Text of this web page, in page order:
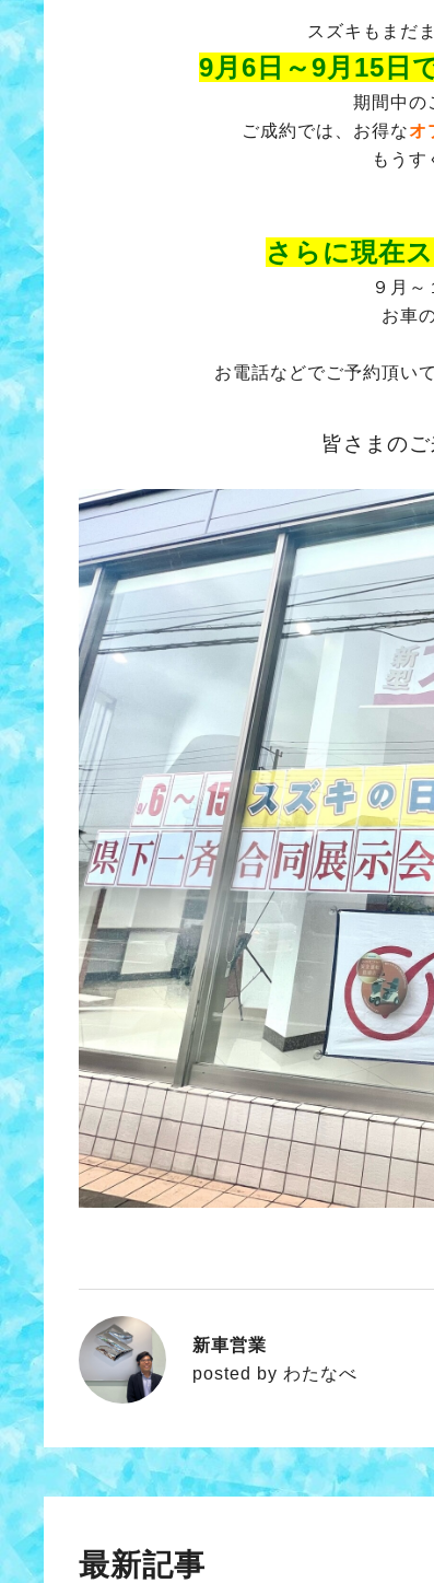
スズキもまだ
9月6日～9月15日
期間中の
ご成約では、お得なオ
もうす
さらに現在ス
９月
お車
お電話などでご予約頂い
皆さまの
わたなべ
新車営業
posted by わたなべ
最新記事